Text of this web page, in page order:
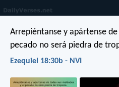
Arrepiéntanse y apártense de
pecado no será piedra de
Ezequiel 18:30b - NVI